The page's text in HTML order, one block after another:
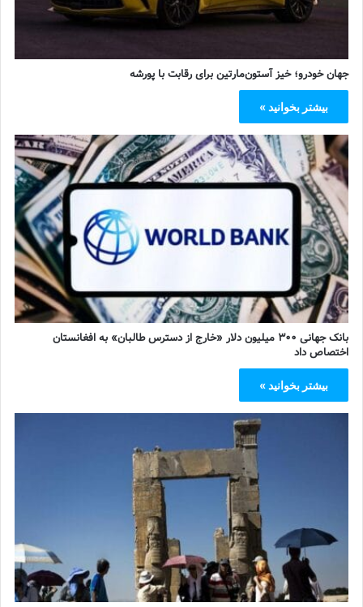
جهان خودرو؛ خیز آستون‌مارتین برای رقابت با پورشه
بیشتر بخوانید »
بانک جهانی ۳۰۰ میلیون دلار «خارج از دسترس طالبان» به افغانستان
اختصاص داد
بیشتر بخوانید »